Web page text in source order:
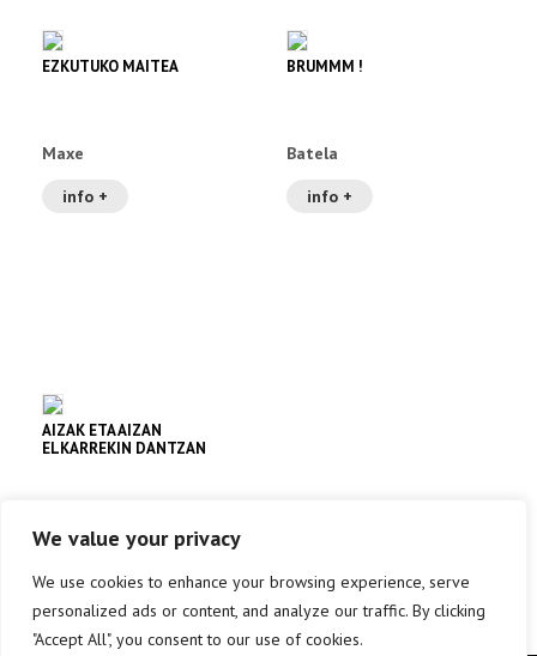
We value your privacy
We use cookies to enhance your browsing experience, serve
personalized ads or content, and analyze our traffic. By clicking
"Accept All", you consent to our use of cookies.
EZKUTUKO MAITEA
Maxe
info +
BRUMMM !
Batela
info +
AIZAK ETA AIZAN
ELKARREKIN DANTZAN